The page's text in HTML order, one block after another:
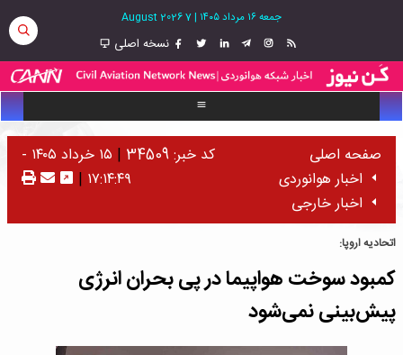
جمعه ۱۶ مرداد ۱۴۰۵ |
7 August 2026
نسخه اصلی
صفحه اصلی
اخبار هوانوردی
اخبار خارجی
کد خبر: 34509 |
۱۵ خرداد ۱۴۰۵ -
۱۷:۱۴:۴۹ |
اتحادیه اروپا:
کمبود سوخت هواپیما در پی بحران انرژی
پیش‌بینی نمی‌شود